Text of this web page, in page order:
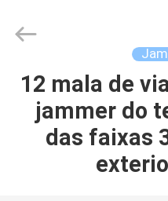
LAR
PRODUTOS
EASTLONGE
ELECTRONICS(HK)
Reserved.12 mala de
jammer do
das faixas